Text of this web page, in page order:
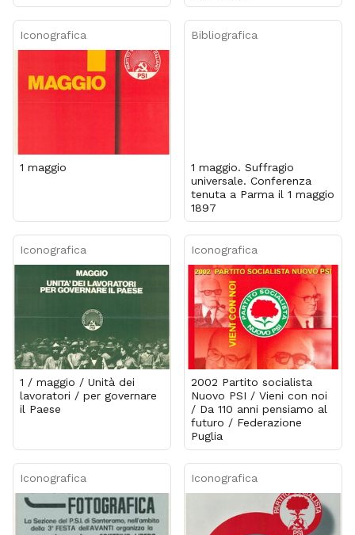
Iconografica
1 maggio
Bibliografica
1 maggio. Suffragio
universale. Conferenza
tenuta a Parma il 1 maggio
1897
Iconografica
1 / maggio / Unità dei
lavoratori / per governare
il Paese
Iconografica
2002 Partito socialista
Nuovo PSI / Vieni con noi
/ Da 110 anni pensiamo al
futuro / Federazione
Puglia
Iconografica Iconografica